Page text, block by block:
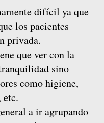
difícil ya que
los pacientes
privada.
que ver con la
sino
como higiene,
etc.
a ir agrupando